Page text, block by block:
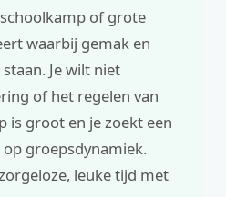
of grote
waarbij gemak en
Je wilt niet
of het regelen van
is groot en je zoekt een
groepsdynamiek.
leuke tijd met